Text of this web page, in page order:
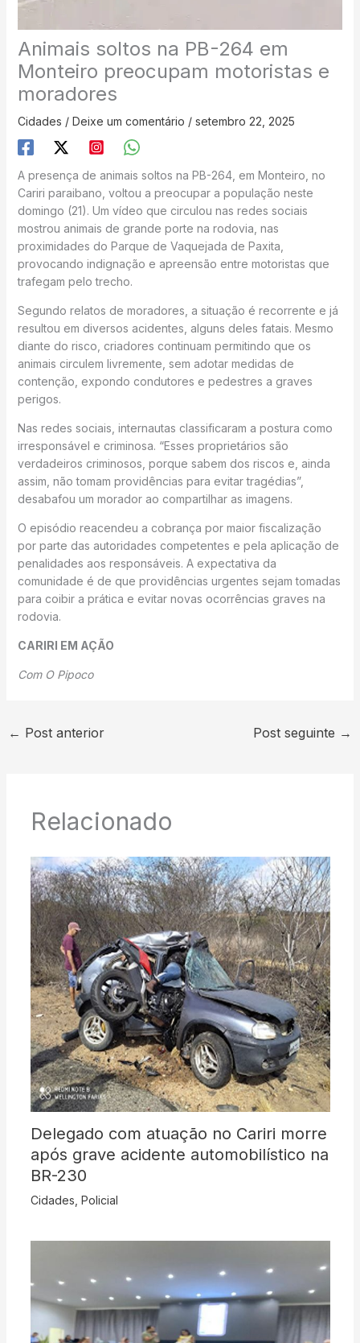
Animais soltos na PB-264 em
Monteiro preocupam motoristas e
moradores
Cidades / Deixe um comentário / setembro 22, 2025
A presença de animais soltos na PB-264, em Monteiro, no
Cariri paraibano, voltou a preocupar a população neste
domingo (21). Um vídeo que circulou nas redes sociais
mostrou animais de grande porte na rodovia, nas
proximidades do Parque de Vaquejada de Paxita,
provocando indignação e apreensão entre motoristas que
trafegam pelo trecho.
Segundo relatos de moradores, a situação é recorrente e já
resultou em diversos acidentes, alguns deles fatais. Mesmo
diante do risco, criadores continuam permitindo que os
animais circulem livremente, sem adotar medidas de
contenção, expondo condutores e pedestres a graves
perigos.
Nas redes sociais, internautas classificaram a postura como
irresponsável e criminosa. “Esses proprietários são
verdadeiros criminosos, porque sabem dos riscos e, ainda
assim, não tomam providências para evitar tragédias”,
desabafou um morador ao compartilhar as imagens.
O episódio reacendeu a cobrança por maior fiscalização
por parte das autoridades competentes e pela aplicação de
penalidades aos responsáveis. A expectativa da
comunidade é de que providências urgentes sejam tomadas
para coibir a prática e evitar novas ocorrências graves na
rodovia.
CARIRI EM AÇÃO
Com O Pipoco
← Post anterior Post seguinte →
Relacionado
Delegado com atuação no Cariri morre
após grave acidente automobilístico na
BR-230
Cidades, Policial